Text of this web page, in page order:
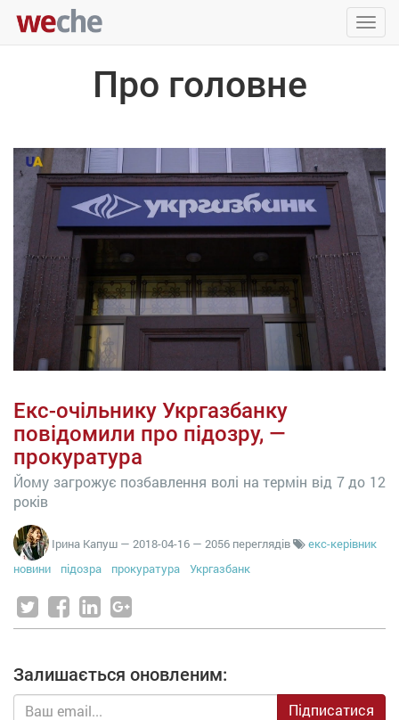
Про головне
Екс-очільнику Укргазбанку
повідомили про підозру, —
прокуратура
Йому загрожує позбавлення волі на термін від 7 до 12
років
Ірина Капуш — 2018-04-16 — 2056 переглядів
екс-керівник
новини
підозра прокуратура Укргазбанк
Залишається оновленим:
Підписатися